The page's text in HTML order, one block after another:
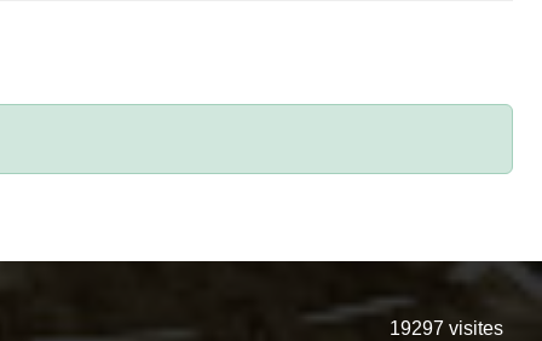
19297 visites